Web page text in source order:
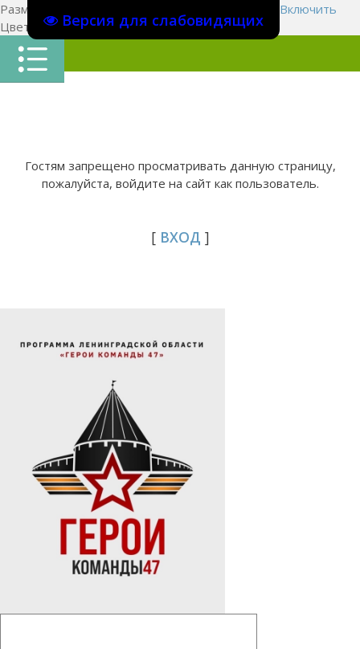
Версия для слабовидящих
Размер шрифта:
Включить
Цвет сайтаЦ Ц Ц Х
Гостям запрещено просматривать данную страницу,
пожалуйста, войдите на сайт как пользователь.
[ ВХОД ]